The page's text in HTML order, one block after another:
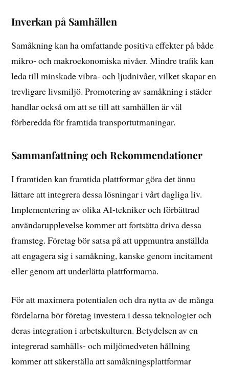
Inverkan på Samhällen
Samåkning kan ha omfattande positiva effekter på både
mikro- och makroekonomiska nivåer. Mindre trafik kan
leda till minskade vibra- och ljudnivåer, vilket skapar en
trevligare livsmiljö. Promotering av samåkning i städer
handlar också om att se till att samhällen är väl
förberedda för framtida transportutmaningar.
Sammanfattning och Rekommendationer
I framtiden kan framtida plattformar göra det ännu
lättare att integrera dessa lösningar i vårt dagliga liv.
Implementering av olika AI-tekniker och förbättrad
användarupplevelse kommer att fortsätta driva dessa
framsteg. Företag bör satsa på att uppmuntra anställda
att engagera sig i samåkning, kanske genom incitament
eller genom att underlätta plattformarna.
För att maximera potentialen och dra nytta av de många
fördelarna bör företag investera i dessa teknologier och
deras integration i arbetskulturen. Betydelsen av en
integrerad samhälls- och miljömedveten hållning
kommer att säkerställa att samåkningsplattformar